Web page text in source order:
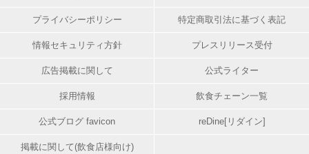
プライバシーポリシー 特定商取引法に基づく表記
情報セキュリティ方針 プレスリリース受付
広告掲載に関して 公式ライター
採用情報 飲食チェーン一覧
公式ブログ favicon reDine[リダイン]
掲載に関して(飲食店様向け)